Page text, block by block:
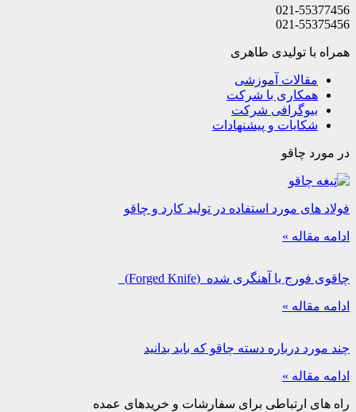
021-55377456
021-55375456
همراه با تولیدی طاهری
مقالات آموزشی
همکاری با شرکت
بیوگرافی شرکت
شکایات و پیشنهادات
در مورد چاقو
فولاد های مورد استفاده در تولید کارد و چاقو
ادامه مقاله »
چاقوی فورج یا آهنگری شده (Forged Knife)
ادامه مقاله »
چند مورد درباره دسته چاقو که باید بدانید
ادامه مقاله »
راه های ارتباطی برای سفارشات و خریدهای عمده